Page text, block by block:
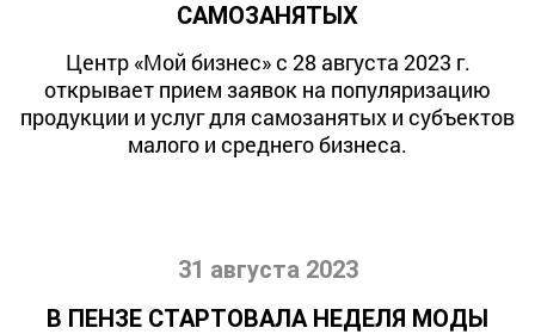
САМОЗАНЯТЫХ
Центр «Мой бизнес» с 28 августа 2023 г.
открывает прием заявок на популяризацию
продукции и услуг для самозанятых и субъектов
малого и среднего бизнеса.
31 августа 2023
В ПЕНЗЕ СТАРТОВАЛА НЕДЕЛЯ МОДЫ